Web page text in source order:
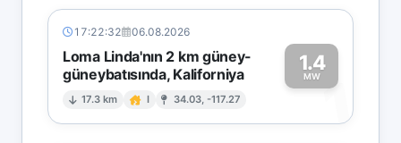
17:22:32 06.08.2026
Loma Linda'nın 2 km güney-
güneybatısında, Kaliforniya
17.3 km I 34.03, -117.27
1.4
MW1